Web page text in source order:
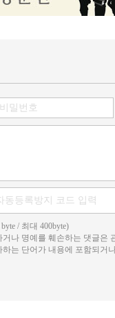
/ 최대 400byte)
나 명예를 훼손하는 댓글은
는 단어가 내용에 포함되거